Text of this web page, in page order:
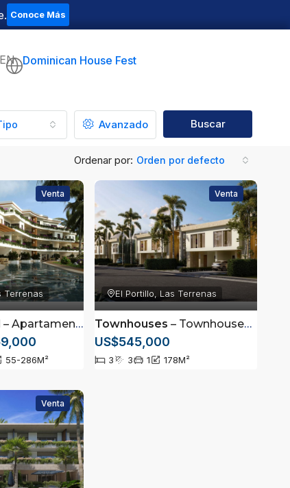
Conoce Más
EN Dominican House Fest
Avanzado Buscar
Ordenar por: Orden por defecto
Venta
Terrenas
– Apartamentos totalmente amueblados en Las Terrenas, Samaná
55-286M²
Venta
El Portillo, Las Terrenas
Townhouses – Townhouses totalmente amueblados en Las Terrenas, Samaná
US$545,000
3 3 1 178M²
Venta